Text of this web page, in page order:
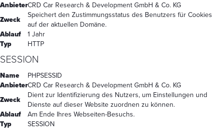
AnbieterCRD Car Research & Development GmbH & Co. KG
Zweck
Speichert den Zustimmungsstatus des Benutzers für Cookies
auf der aktuellen Domäne.
Ablauf
1 Jahr
Typ
HTTP
SESSION
Name
PHPSESSID
AnbieterCRD Car Research & Development GmbH & Co. KG
Zweck
Dient zur Identifizierung des Nutzers, um Einstellungen und
Dienste auf dieser Website zuordnen zu können.
Ablauf
Am Ende Ihres Webseiten-Besuchs.
Typ
SESSION